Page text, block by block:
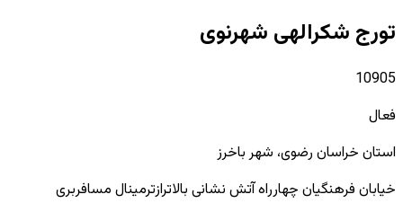
تورج شکرالهی شهرنوی
10905
فعال
استان خراسان رضوی، شهرباخرز
خیابان فرهنگیان چهارراه آتش نشانی بالاترازترمینال مسافربری